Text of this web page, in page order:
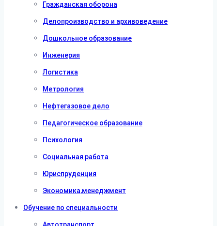
Гражданская оборона
Делопроизводство и архивоведение
Дошкольное образование
Инженерия
Логистика
Метрология
Нефтегазовое дело
Педагогическое образование
Психология
Социальная работа
Юриспруденция
Экономика,менеджмент
Обучение по специальности